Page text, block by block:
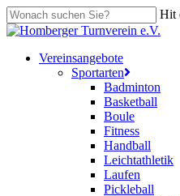
Skip
to
content
Hit
Close
search
Menu
Vereinsangebote
Sportarten
Badminton
Basketball
Boule
Fitness
Handball
Leichtathletik
Laufen
Pickleball